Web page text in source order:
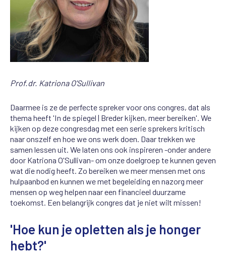
Prof.dr. Katriona O'Sullivan
Daarmee is ze de perfecte spreker voor ons congres, dat als
thema heeft 'In de spiegel | Breder kijken, meer bereiken'. We
kijken op deze congresdag met een serie sprekers kritisch
naar onszelf en hoe we ons werk doen. Daar trekken we
samen lessen uit. We laten ons ook inspireren -onder andere
door Katriona O'Sullivan- om onze doelgroep te kunnen geven
wat die nodig heeft. Zo bereiken we meer mensen met ons
hulpaanbod en kunnen we met begeleiding en nazorg meer
mensen op weg helpen naar een financieel duurzame
toekomst. Een belangrijk congres dat je niet wilt missen!
'Hoe kun je opletten als je honger
hebt?'